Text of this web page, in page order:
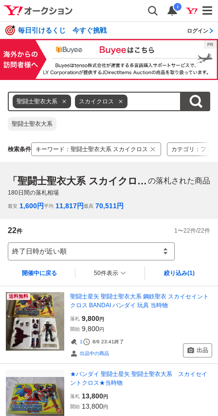
i
毎日引けるくじ 今すぐ挑戦 ログイン
聖闘士聖衣大系 スカイクロス
聖闘士聖衣大系
検索条件 キーワード ： 聖闘士聖衣大系 スカイクロス カテゴリ ： フィ
「聖闘士聖衣大系 スカイクロス」 の落札された商品
180日間の落札相場
最安 1,600円平均 11,817円最高 70,511円
22件 1 〜22件/22件
終了日時が近い順
開催中に戻る 50件表示 絞り込み(1)
送料無料
聖闘士星矢 聖闘士聖衣大系 鋼鉄聖衣 スカイセイント
クロス BANDAI バンダイ 玩具 当時物
落札 9,800円
開始 9,800円
1 8/6 23:41終了
出品中の商品 出品
★バンダイ 聖闘士星矢 聖闘士聖衣大系 スカイセイ
ントクロス★当時物
落札 13,800円
開始 13,800円